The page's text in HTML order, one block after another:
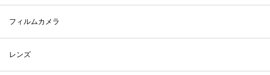
フィルムカメラ
レンズ